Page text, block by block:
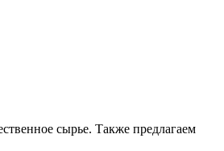
сырье. Также предлагаем